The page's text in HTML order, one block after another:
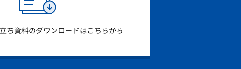
ち資料のダウンロードはこちらから